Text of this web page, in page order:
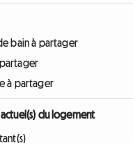
bain à partager
partager
à partager
actuel(s) du logement